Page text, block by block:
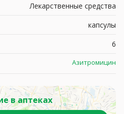
Лекарственные средства
капсулы
6
Азитромицин
в аптеках